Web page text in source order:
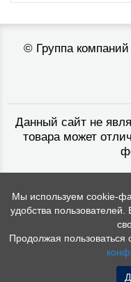
© Группа
Данный сайт не
товара может
Мы используем cookie-
удобства
Продолжая пользоваться